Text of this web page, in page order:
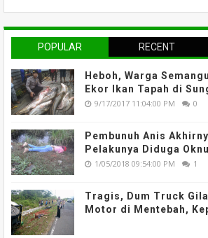
POPULAR RECENT
Heboh, Warga
Ekor Ikan Tapah di
9/17/2017 11:04:00 PM 0
Pembunuh Anis
Pelakunya Diduga
1/05/2018 09:54:00 PM 1
Tragis, Dum Truck
Motor di Mentebah,